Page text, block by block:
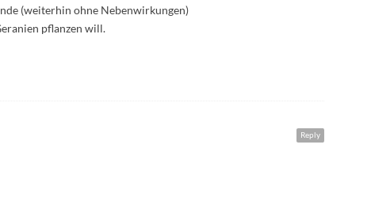
(weiterhin ohne Nebenwirkungen)
pflanzen will.
Reply